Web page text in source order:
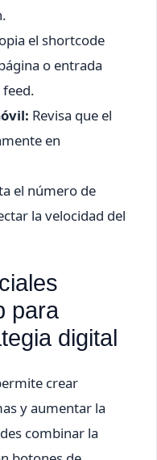
el shortcode
o entrada
Revisa que el
en
el número de
la velocidad del
para
digital
crear
y aumentar la
combinar la